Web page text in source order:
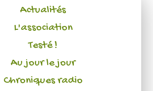
Actualités
L'association
Testé !
Au jour le jour
Chroniques radio